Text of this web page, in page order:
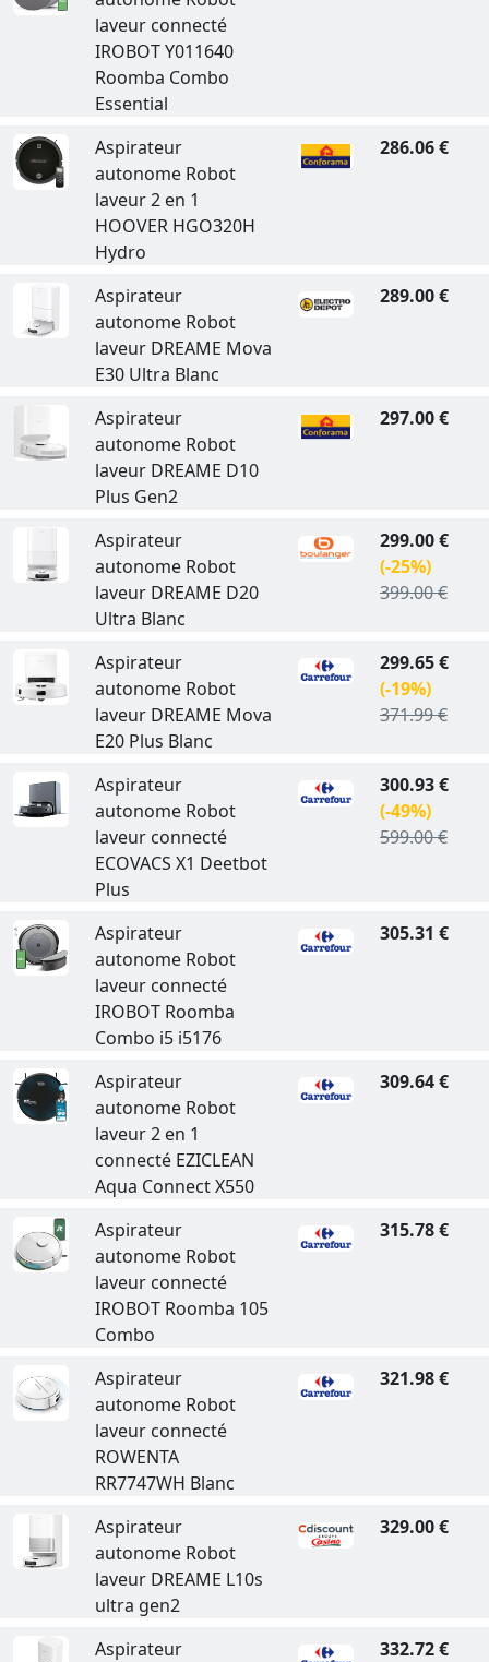
laveur connecté
IROBOT Y011640
Roomba Combo
Essential
Aspirateur
autonome Robot
laveur 2 en 1
HOOVER HGO320H
Hydro
286.06 €
Aspirateur
autonome Robot
laveur DREAME Mova
E30 Ultra Blanc
289.00 €
Aspirateur
autonome Robot
laveur DREAME D10
Plus Gen2
297.00 €
Aspirateur
autonome Robot
laveur DREAME D20
Ultra Blanc
299.00 €
(-25%)
399.00 €
Aspirateur
autonome Robot
laveur DREAME Mova
E20 Plus Blanc
299.65 €
(-19%)
371.99 €
Aspirateur
autonome Robot
laveur connecté
ECOVACS X1 Deetbot
Plus
300.93 €
(-49%)
599.00 €
Aspirateur
autonome Robot
laveur connecté
IROBOT Roomba
Combo i5 i5176
305.31 €
Aspirateur
autonome Robot
laveur 2 en 1
connecté EZICLEAN
Aqua Connect X550
309.64 €
Aspirateur
autonome Robot
laveur connecté
IROBOT Roomba 105
Combo
315.78 €
Aspirateur
autonome Robot
laveur connecté
ROWENTA
RR7747WH Blanc
321.98 €
Aspirateur
autonome Robot
laveur DREAME L10s
ultra gen2
329.00 €
Aspirateur
332.72 €